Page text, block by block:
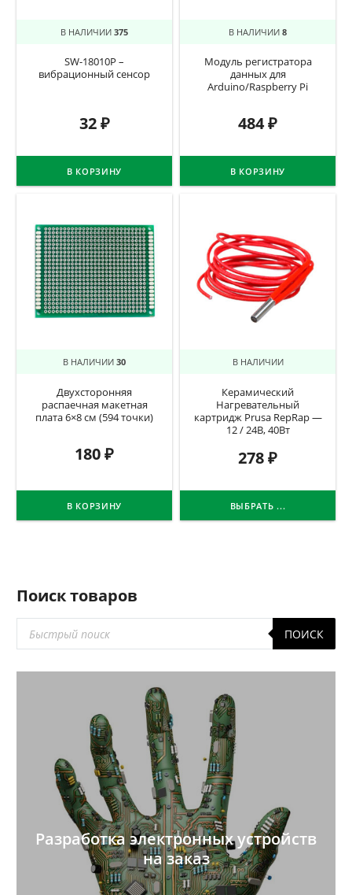
В НАЛИЧИИ 375
SW-18010P –
вибрационный сенсор
32₽
В КОРЗИНУ
В НАЛИЧИИ 8
Модуль регистратора
данных для
Arduino/Raspberry Pi
484₽
В КОРЗИНУ
В НАЛИЧИИ 30
Двухсторонняя
распаечная макетная
плата 6×8 см (594 точки)
180₽
В КОРЗИНУ
В НАЛИЧИИ
Керамический
Нагревательный
картридж Prusa RepRap —
12 / 24В, 40Вт
278₽
ВЫБРАТЬ ...
Поиск товаров
товаров
ПОИСК
Разработка электронных устройств
на заказ